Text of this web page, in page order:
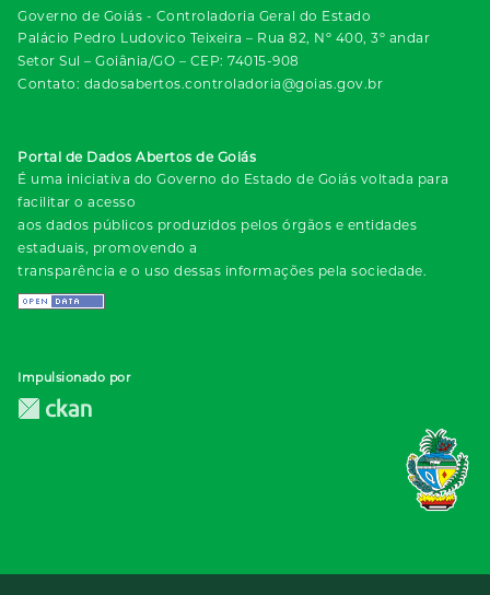
Governo de Goiás - Controladoria Geral do Estado
Palácio Pedro Ludovico Teixeira – Rua 82, Nº 400, 3º andar
Setor Sul – Goiânia/GO – CEP: 74015-908
Contato: dadosabertos.controladoria@goias.gov.br
Portal de Dados Abertos de Goiás
É uma iniciativa do Governo do Estado de Goiás voltada para
facilitar o acesso
aos dados públicos produzidos pelos órgãos e entidades
estaduais, promovendo a
transparência e o uso dessas informações pela sociedade.
Impulsionado por